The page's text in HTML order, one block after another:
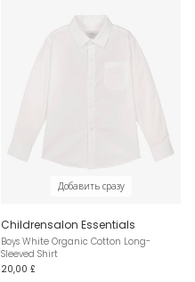
Добавить сразу
Childrensalon Essentials
Boys White Organic Cotton Long-
Sleeved Shirt
20,00 £